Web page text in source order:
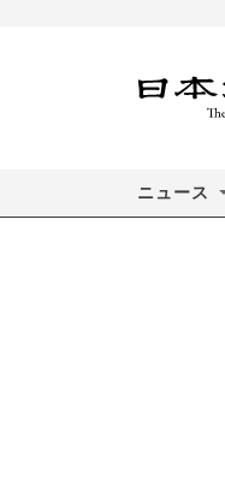
ニュース